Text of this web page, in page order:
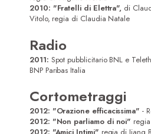
2010: "Fratelli di Elettra", di
Vitolo, regia di Claudia Natale
Radio
2011: Spot pubblicitario BNL e
BNP Paribas Italia
Cortometraggi
2012: "Orazione efficacissima" -
2012: "Non parliamo di noi"